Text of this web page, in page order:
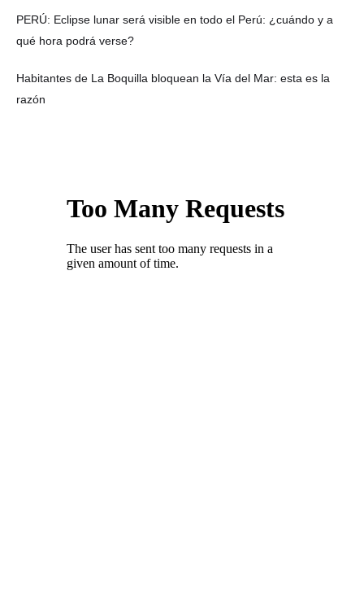
PERÚ: Eclipse lunar será visible en todo el Perú: ¿cuándo y a
qué hora podrá verse?
Habitantes de La Boquilla bloquean la Vía del Mar: esta es la
razón